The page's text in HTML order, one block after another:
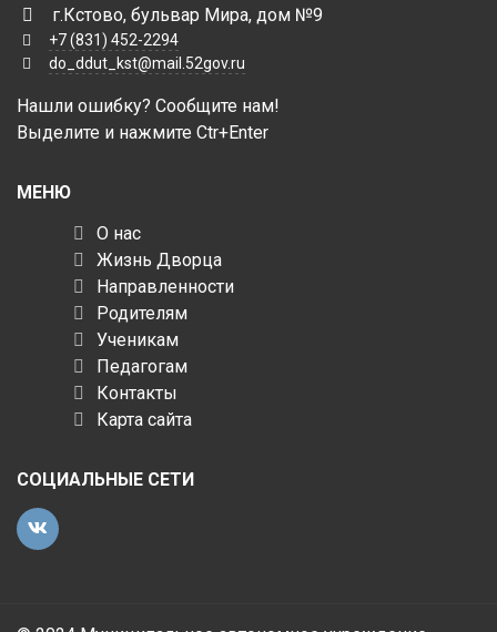
г.Кстово, бульвар Мира, дом №9
+7 (831) 452-2294
do_ddut_kst@mail.52gov.ru
Нашли ошибку? Сообщите нам!
Выделите и нажмите Ctr+Enter
МЕНЮ
О нас
Жизнь Дворца
Направленности
Родителям
Ученикам
Педагогам
Контакты
Карта сайта
СОЦИАЛЬНЫЕ СЕТИ